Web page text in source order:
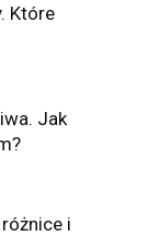
Które
Jak
i